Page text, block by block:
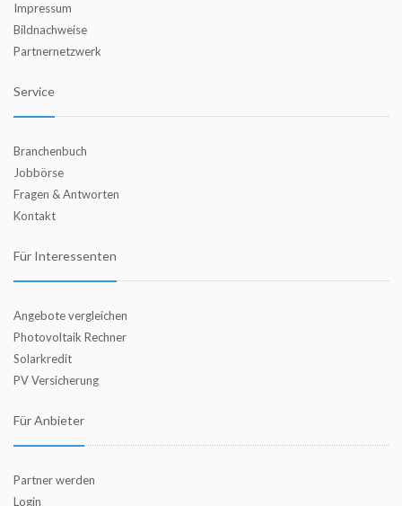
Impressum
Bildnachweise
Partnernetzwerk
Service
Branchenbuch
Jobbörse
Fragen & Antworten
Kontakt
Für Interessenten
Angebote vergleichen
Photovoltaik Rechner
Solarkredit
PV Versicherung
Für Anbieter
Partner werden
Login